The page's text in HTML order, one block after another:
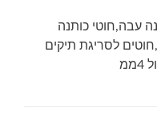
עבה,חוטי כותנה
,חוטים לסריגת תיקים